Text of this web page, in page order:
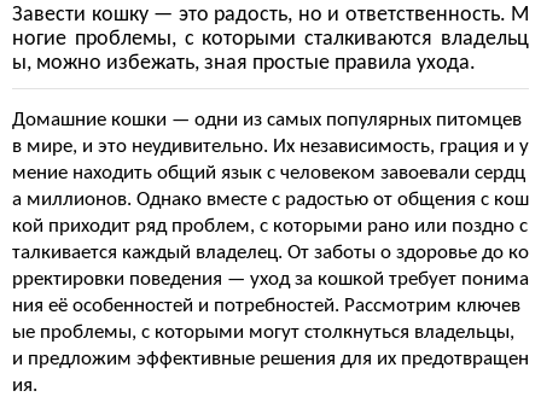
Завести кошку — это радость, но и ответственность. М
ногие проблемы, с которыми сталкиваются владельц
ы, можно избежать, зная простые правила ухода.
Домашние кошки — одни из самых популярных питомцев
в мире, и это неудивительно. Их независимость, грация и у
мение находить общий язык с человеком завоевали сердц
а миллионов. Однако вместе с радостью от общения с кош
кой приходит ряд проблем, с которыми рано или поздно с
талкивается каждый владелец. От заботы о здоровье до ко
рректировки поведения — уход за кошкой требует понима
ния её особенностей и потребностей. Рассмотрим ключев
ые проблемы, с которыми могут столкнуться владельцы,
и предложим эффективные решения для их предотвращен
ия.